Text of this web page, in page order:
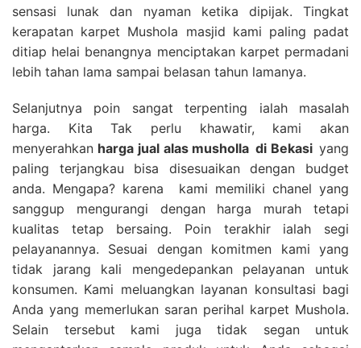
sensasi lunak dan nyaman ketika dipijak. Tingkat
kerapatan karpet Mushola masjid kami paling padat
ditiap helai benangnya menciptakan karpet permadani
lebih tahan lama sampai belasan tahun lamanya.
Selanjutnya poin sangat terpenting ialah masalah
harga. Kita Tak perlu khawatir, kami akan
menyerahkan harga jual alas musholla di Bekasiyang
paling terjangkau bisa disesuaikan dengan budget
anda. Mengapa? karena kami memiliki chanel yang
sanggup mengurangi dengan harga murah tetapi
kualitas tetap bersaing. Poin terakhir ialah segi
pelayanannya. Sesuai dengan komitmen kami yang
tidak jarang kali mengedepankan pelayanan untuk
konsumen. Kami meluangkan layanan konsultasi bagi
Anda yang memerlukan saran perihal karpet Mushola.
Selain tersebut kami juga tidak segan untuk